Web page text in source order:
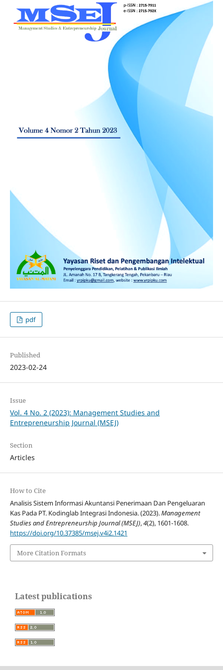
pdf
Published
2023-02-24
Issue
Vol. 4 No. 2 (2023): Management Studies and
Entrepreneurship Journal (MSEJ)
Section
Articles
How to Cite
Analisis Sistem Informasi Akuntansi Penerimaan Dan Pengeluaran
Kas Pada PT. Kodinglab Integrasi Indonesia. (2023).Management
Studies and Entrepreneurship Journal (MSEJ),4(2), 1601-1608.
https://doi.org/10.37385/msej.v4i2.1421
More Citation Formats
Latest publications